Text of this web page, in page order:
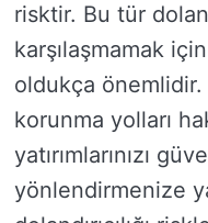
risktir. Bu tür
karşılaşmamak
oldukça önemlidir.
korunma yolları
yatırımlarınızı
yönlendirmenize